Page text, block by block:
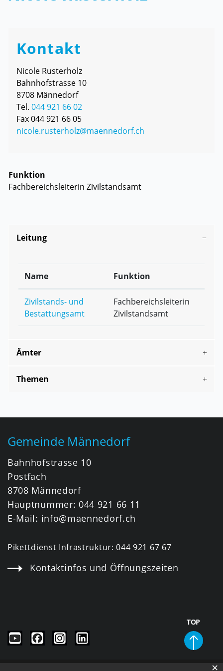
Kontakt
Nicole Rusterholz
Bahnhofstrasse 10
8708 Männedorf
Tel. 044 921 66 02
Fax 044 921 66 05
nicole.rusterholz@maennedorf.ch
Funktion
Fachbereichsleiterin Zivilstandsamt
Leitung
Name Funktion
Zivilstands- und
Bestattungsamt
Fachbereichsleiterin
Zivilstandsamt
Ämter
Themen
Gemeinde Männedorf
Bahnhofstrasse 10
Postfach
8708 Männedorf
Hauptnummer: 044 921 66 11
E-Mail: info@maennedorf.ch
Pikettdienst Infrastruktur:044 921 67 67
Kontaktinfos und Öffnungszeiten
TOP
×